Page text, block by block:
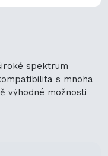
spektrum
s mnoha
výhodné možnosti
podporuje
flexibilitu.